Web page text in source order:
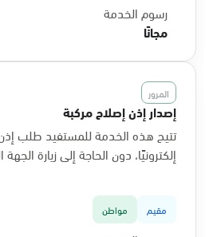
رسوم الخدمة
مجانًا
المرور
إصدار إذن إصلاح مركبة
تتيح هذه الخدمة للمستفيد طلب
إلكترونيًا، دون الحاجة إلى زيارة
مقيم مواطن